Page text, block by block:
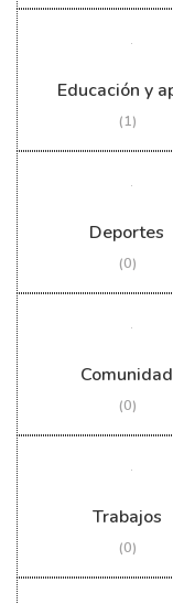
(1)
Deportes
(0)
Comunidad
(0)
Trabajos
(0)